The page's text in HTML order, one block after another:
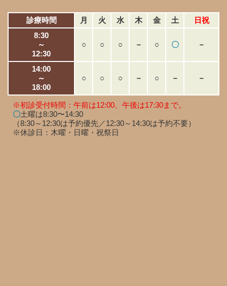
診療時間 月 火 水 木 金 土
日祝
8:30
～
12:30
○ ○ ○ － ○ 〇 －
14:00
～
18:00
○ ○ ○ － ○ － －
※初診受付時間：午前は12:00、午後は17:30まで。
〇土曜は8:30〜14:30
（8:30～12:30は予約優先／12:30～14:30は予約不要）
※休診日：木曜・日曜・祝祭日